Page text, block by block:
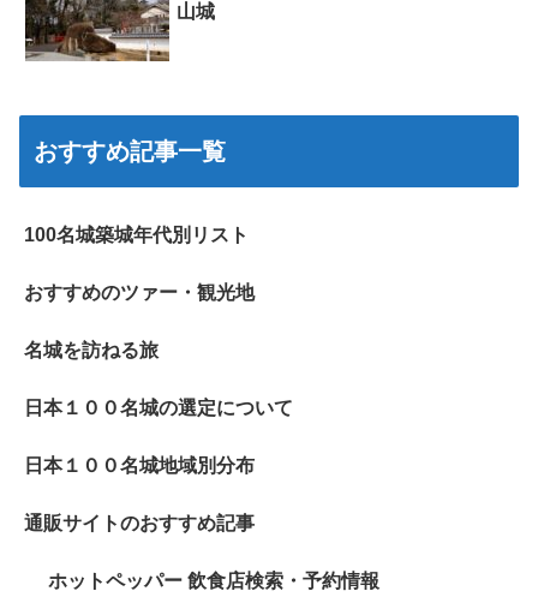
山城
おすすめ記事一覧
100名城築城年代別リスト
おすすめのツァー・観光地
名城を訪ねる旅
日本１００名城の選定について
日本１００名城地域別分布
通販サイトのおすすめ記事
ホットペッパー 飲食店検索・予約情報